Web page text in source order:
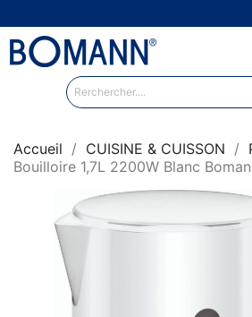
Accueil CUISINE & CUISSON
Bouilloire 1,7L 2200W Blanc